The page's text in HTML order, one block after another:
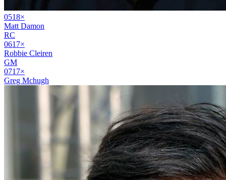
0518×
Matt Damon
RC
0617×
Robbie Cleiren
GM
0717×
Greg Mchugh